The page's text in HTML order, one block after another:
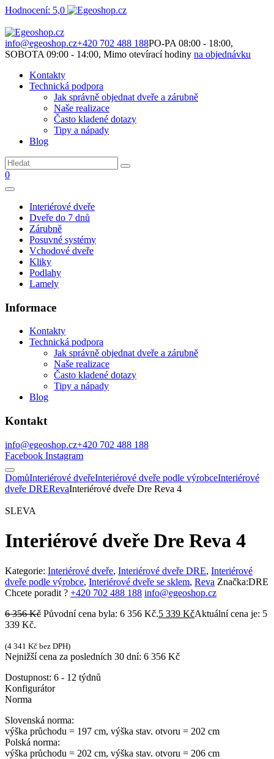
Hodnocení: 5,0
info@egeoshop.cz+420 702 488 188PO-PA 08:00 - 18:00,
SOBOTA 09:00 - 14:00, Mimo otevírací hodiny na objednávku
Kontakty
Technická podpora
Jak správně objednat dveře a zárubně
Naše realizace
Často kladené dotazy
Tipy a nápady
Blog
0
Interiérové dveře
Dveře do 7 dnů
Zárubně
Posuvné systémy
Vchodové dveře
Kliky
Podlahy
Lamely
Informace
Kontakty
Technická podpora
Jak správně objednat dveře a zárubně
Naše realizace
Často kladené dotazy
Tipy a nápady
Blog
Kontakt
info@egeoshop.cz+420 702 488 188
Facebook Instagram
DomůInteriérové dveřeInteriérové dveře podle výrobceInteriérové
dveře DRERevaInteriérové dveře Dre Reva 4
SLEVA
Interiérové dveře Dre Reva 4
Kategorie: Interiérové dveře, Interiérové dveře DRE, Interiérové
dveře podle výrobce, Interiérové dveře se sklem, Reva Značka:DRE
Chcete poradit ? +420 702 488 188 info@egeoshop.cz
6 356Kč Původní cena byla: 6 356 Kč.5 339 KčAktuální cena je: 5
339 Kč.
(4 341 Kč bez DPH)
Nejnižší cena za posledních 30 dní: 6 356 Kč
Dostupnost: 6 - 12 týdnů
Konfigurátor
Norma
Slovenská norma:
výška průchodu = 197 cm, výška stav. otvoru = 202 cm
Polská norma:
výška průchodu = 202 cm, výška stav. otvoru = 206 cm